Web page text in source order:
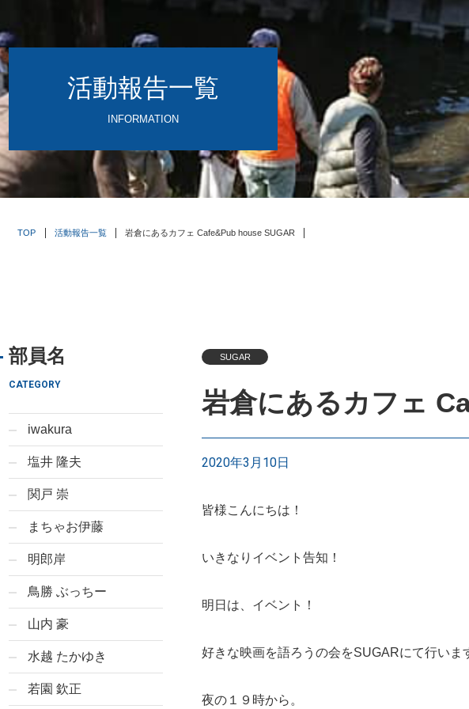
活動報告一覧
INFORMATION
TOP 活動報告一覧 岩倉にあるカフェ Cafe&Pub house SUGAR
SUGAR
岩倉にあるカフェ
2020年3月10日
皆様こんにちは！
いきなりイベント告知！
明日は、イベント！
好きな映画を語ろうの会をSUGARにて行いま
夜の１９時から。
部員名
CATEGORY
iwakura
塩井 隆夫
関戸 崇
まちゃお伊藤
明郎岸
鳥勝 ぶっちー
山内 豪
水越 たかゆき
若園 欽正